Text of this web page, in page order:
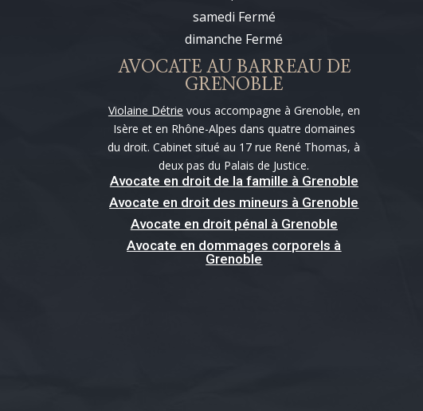
samedi Fermé
dimanche Fermé
AVOCATE AU BARREAU DE
GRENOBLE
Violaine Détrie vous accompagne à Grenoble, en
Isère et en Rhône-Alpes dans quatre domaines
du droit. Cabinet situé au 17 rue René Thomas, à
deux pas du Palais de Justice.
Avocate en droit de la famille à Grenoble
Avocate en droit des mineurs à Grenoble
Avocate en droit pénal à Grenoble
Avocate en dommages corporels à
Grenoble